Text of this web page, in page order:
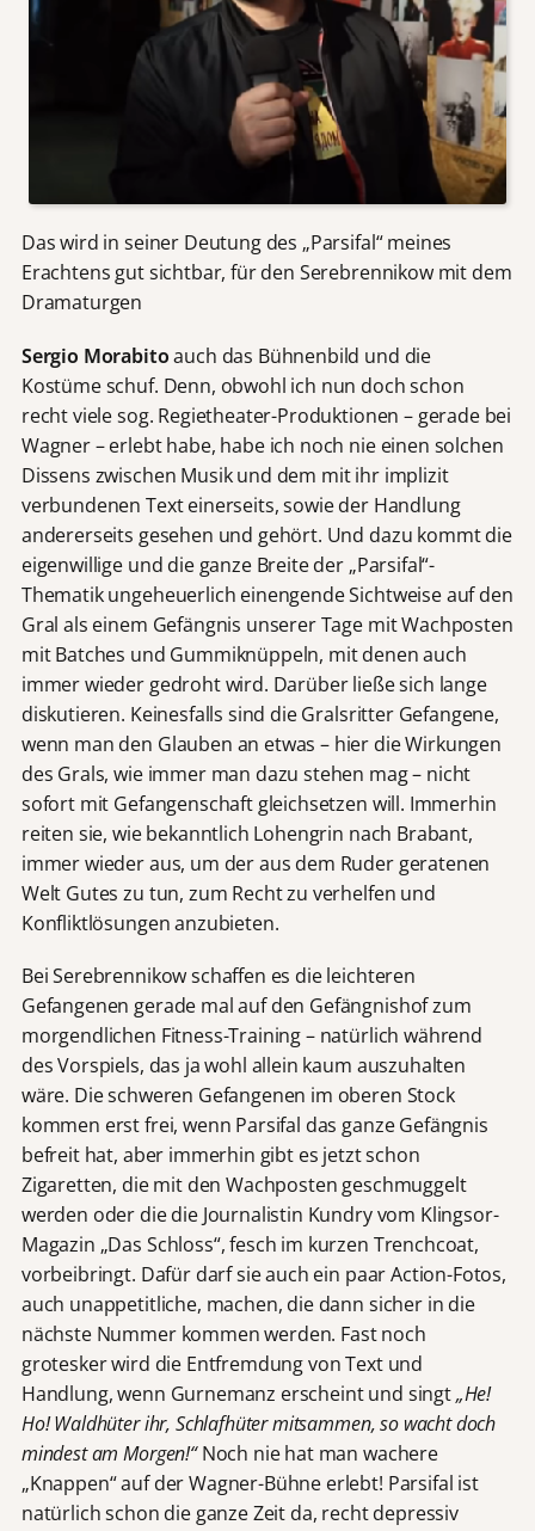
Das wird in seiner Deutung des „Parsifal“ meines
Erachtens gut sichtbar, für den Serebrennikow mit dem
Dramaturgen
Sergio Morabitoauch das Bühnenbild und die
Kostüme schuf. Denn, obwohl ich nun doch schon
recht viele sog. Regietheater-Produktionen – gerade bei
Wagner – erlebt habe, habe ich noch nie einen solchen
Dissens zwischen Musik und dem mit ihr implizit
verbundenen Text einerseits, sowie der Handlung
andererseits gesehen und gehört. Und dazu kommt die
eigenwillige und die ganze Breite der „Parsifal“-
Thematik ungeheuerlich einengende Sichtweise auf den
Gral als einem Gefängnis unserer Tage mit Wachposten
mit Batches und Gummiknüppeln, mit denen auch
immer wieder gedroht wird. Darüber ließe sich lange
diskutieren. Keinesfalls sind die Gralsritter Gefangene,
wenn man den Glauben an etwas – hier die Wirkungen
des Grals, wie immer man dazu stehen mag – nicht
sofort mit Gefangenschaft gleichsetzen will. Immerhin
reiten sie, wie bekanntlich Lohengrin nach Brabant,
immer wieder aus, um der aus dem Ruder geratenen
Welt Gutes zu tun, zum Recht zu verhelfen und
Konfliktlösungen anzubieten.
Bei Serebrennikowschaffen es die leichteren
Gefangenen gerade mal auf den Gefängnishof zum
morgendlichen Fitness-Training – natürlich während
des Vorspiels, das ja wohl allein kaum auszuhalten
wäre. Die schweren Gefangenen im oberen Stock
kommen erst frei, wenn Parsifal das ganze Gefängnis
befreit hat, aber immerhin gibt es jetzt schon
Zigaretten, die mit den Wachposten geschmuggelt
werden oder die die Journalistin Kundry vom Klingsor-
Magazin „Das Schloss“, fesch im kurzen Trenchcoat,
vorbeibringt. Dafür darf sie auch ein paar Action-Fotos,
auch unappetitliche, machen, die dann sicher in die
nächste Nummer kommen werden. Fast noch
grotesker wird die Entfremdung von Text und
Handlung, wenn Gurnemanz erscheint und singt„He!
Ho! Waldhüter ihr, Schlafhüter mitsammen, so wacht doch
mindest am Morgen!“Noch nie hat man wachere
„Knappen“ auf der Wagner-Bühne erlebt! Parsifal ist
natürlich schon die ganze Zeit da, recht depressiv